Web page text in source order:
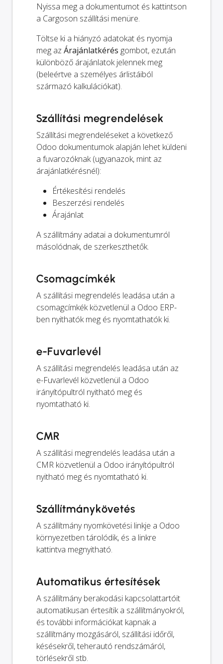
Nyissa meg a dokumentumot és kattintson
a Cargoson szállítási menüre.
Töltse ki a hiányzó adatokat és nyomja
meg az Árajánlatkérés gombot, ezután
különböző árajánlatok jelennek meg
(beleértve a személyes árlistáiból
származó kalkulációkat).
Szállítási megrendelések
Szállítási megrendeléseket a következő
Odoo dokumentumok alapján lehet küldeni
a fuvarozóknak (ugyanazok, mint az
árajánlatkérésnél):
Értékesítési rendelés
Beszerzési rendelés
Árajánlat
A szállítmány adatai a dokumentumról
másolódnak, de szerkeszthetők.
Csomagcímkék
A szállítási megrendelés leadása után a
csomagcímkék közvetlenül a Odoo ERP-
ben nyithatók meg és nyomtathatók ki.
e-Fuvarlevél
A szállítási megrendelés leadása után az
e-Fuvarlevél közvetlenül a Odoo
irányítópultról nyitható meg és
nyomtatható ki.
CMR
A szállítási megrendelés leadása után a
CMR közvetlenül a Odoo irányítópultról
nyitható meg és nyomtatható ki.
Szállítmánykövetés
A szállítmány nyomkövetési linkje a Odoo
környezetben tárolódik, és a linkre
kattintva megnyitható.
Automatikus értesítések
A szállítmány berakodási kapcsolattartóit
automatikusan értesítik a szállítmányokról,
és további információkat kapnak a
szállítmány mozgásáról, szállítási időről,
késésekről, teherautó rendszámáról,
törlésekről stb.